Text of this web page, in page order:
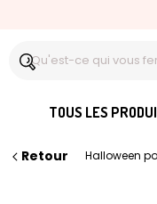
TOUS LES
Retour Halloween